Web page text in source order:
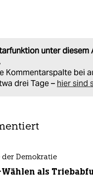
unter diesem
Kommentarspalte bei
drei Tage – hier sind
der Demokratie
Wählen als